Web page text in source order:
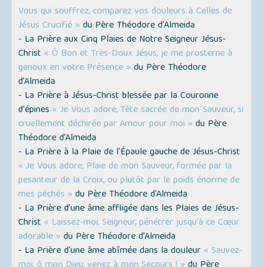
Vous qui souffrez, comparez vos douleurs à Celles de
Jésus Crucifié » du Père Théodore d’Almeida
- La Prière aux Cinq Plaies de Notre Seigneur Jésus-
Christ « Ô Bon et Très-Doux Jésus, je me prosterne à
genoux en votre Présence » du Père Théodore
d’Almeida
- La Prière à Jésus-Christ blessée par la Couronne
d'épines « Je Vous adore, Tête sacrée de mon Sauveur, si
cruellement déchirée par Amour pour moi » du Père
Théodore d’Almeida
- La Prière à la Plaie de l'Épaule gauche de Jésus-Christ
« Je Vous adore, Plaie de mon Sauveur, formée par la
pesanteur de la Croix, ou plutôt par le poids énorme de
mes péchés » du Père Théodore d’Almeida
- La Prière d’une âme affligée dans les Plaies de Jésus-
Christ « Laissez-moi, Seigneur, pénétrer jusqu'à ce Cœur
adorable » du Père Théodore d’Almeida
- La Prière d'une âme abîmée dans la douleur « Sauvez-